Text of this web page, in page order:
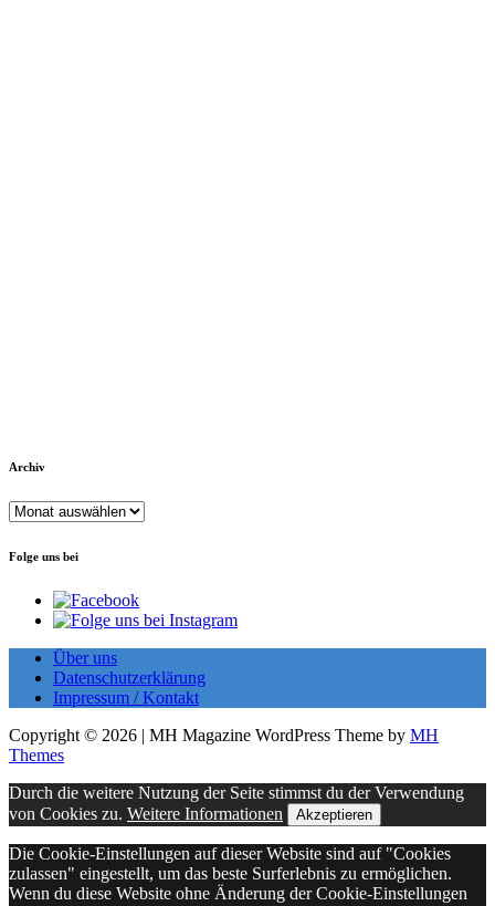
Archiv
Archiv
Folge uns bei
Über uns
Datenschutzerklärung
Impressum / Kontakt
Copyright © 2026 | MH Magazine WordPress Theme by MH
Themes
Durch die weitere Nutzung der Seite stimmst du der Verwendung
von Cookies zu. Weitere Informationen Akzeptieren
Die Cookie-Einstellungen auf dieser Website sind auf "Cookies
zulassen" eingestellt, um das beste Surferlebnis zu ermöglichen.
Wenn du diese Website ohne Änderung der Cookie-Einstellungen